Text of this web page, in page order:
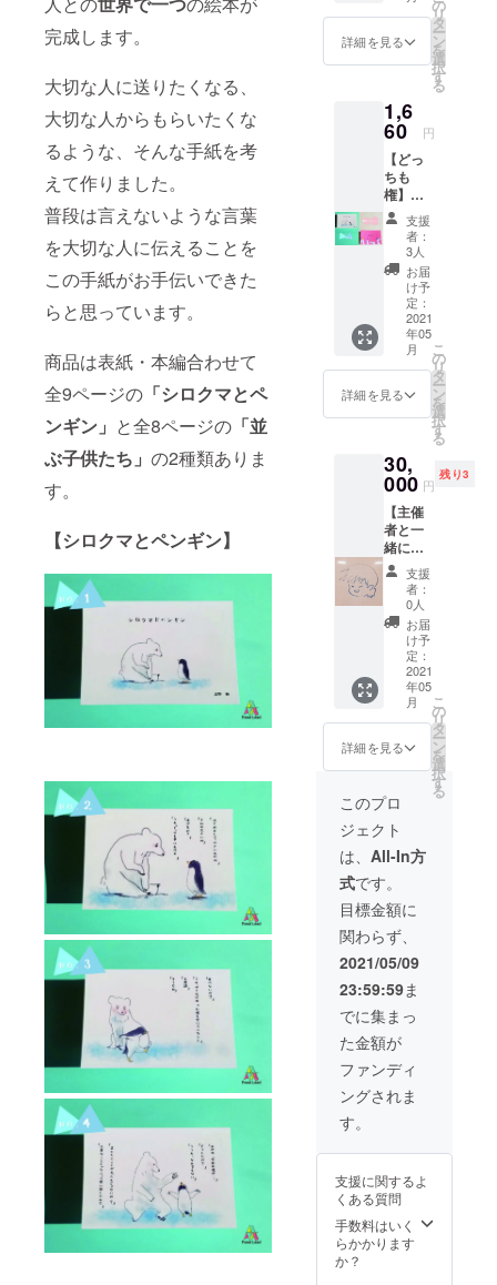
完成します。
大切な人に送りたくなる、
大切な人からもらいたくな
るような、そんな手紙を考
えて作りました。
普段は言えないような言葉
を大切な人に伝えることを
この手紙がお手伝いできた
らと思っています。
商品は表紙・本編合わせて
全9ページの 「シロクマとペ
ンギン」 と全8ページの 「並
ぶ子供たち」 の2種類ありま
す。
【シロクマとペンギン】
ち」を1
セット
送らせ
ていた
す。
詳細を見る
の
リ
タ
ー
ン
を
選
択
す
る
1,6
60 円
【どっ
ちも
権】こ
のリ
ターン
を購入
して頂
いた方
には
「シロ
クマと
ペンギ
ン」と
「並ぶ
子供た
ち」を1
ずつ送
らせて
いただ
きま
す。
支援
者：
3人
お届
け予
定：
2021
年05
月
詳細を見る
こ
の
リ
タ
ー
ン
を
選
択
す
る
30,
000 円
残り3
【主催
者と一
緒に
Zoom飲
み権】
このリ
ターン
を購入
して頂
いた方
は主催
者と
Zoomで
おしゃ
べりす
ること
ができ
ます。
また
「シロ
クマと
ペンギ
ン」と
「並ぶ
子供た
ち」1
セット
ずつお
送りい
たしま
す。
※Zoom
の日時
はリ
てから
での相
談で決
めたい
と思い
ます。
支援
者：
0人
お届
け予
定：
2021
年05
月
詳細を見る
こ
の
リ
タ
ー
ン
を
選
択
す
る
このプロ
ジェクト
は、 All-In方
式です。
目標金額に
関わらず、
2021/05/09
23:59:59ま
でに集まっ
た金額が
ファンディ
ングされま
す。
支援に関するよ
くある質問
手数料はいく
らかかります
か？